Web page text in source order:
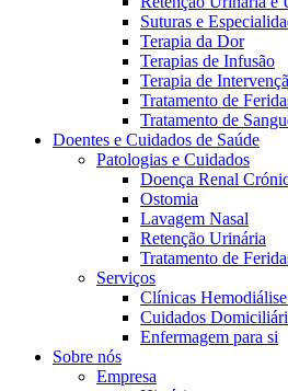
Em diálogo com a B. Braun.
Suturas e
Terapia da Dor
Terapias de Infusão
Terapia de
Tratamento de
Tratamento de
Doentes e Cuidados de Saúde
Patologias e Cuidados
Doença Renal
Ostomia
Lavagem Nasal
Retenção Urinária
Tratamento de
Serviços
Clínicas
Cuidados
Enfermagem para si
Sobre nós
Empresa